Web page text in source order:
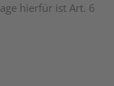
hierfür ist Art. 6